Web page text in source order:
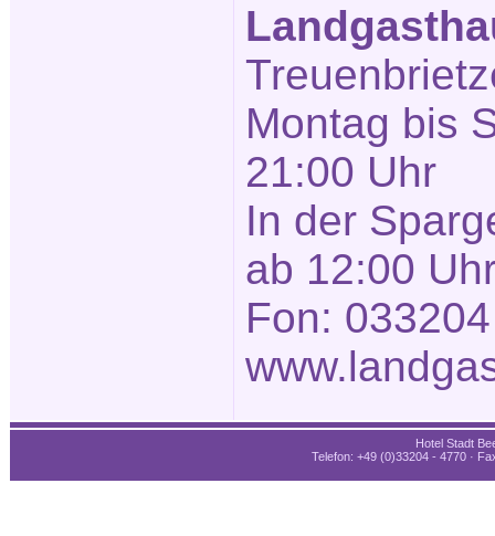
Montag bis
21:00 Uhr
In der
ab 12:00
Fon:
Hotel Stadt
Telefon: +49 (0)33204 - 4770 ·